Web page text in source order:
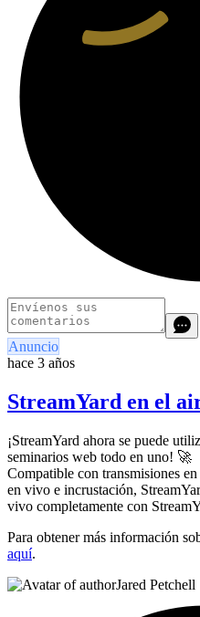
Anuncio
hace 3 años
StreamYard en el
¡StreamYard ahora se puede
seminarios web todo en uno! 🚀
Compatible con transmisiones
en vivo e incrustación,
vivo completamente con
Para obtener más información
aquí.
Jared Petchell